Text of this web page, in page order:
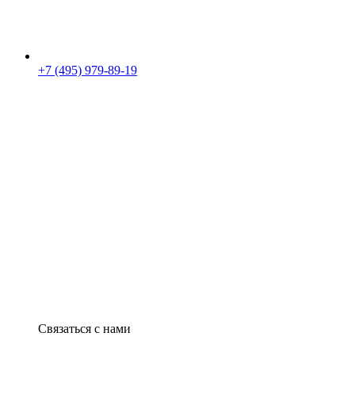
+7 (495) 979-89-19
Связаться с нами